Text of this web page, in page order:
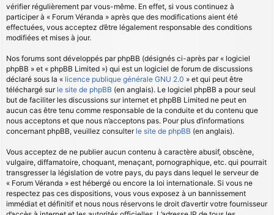
vérifier régulièrement par vous-même. En effet, si vous continuez à
participer à « Forum Véranda » après que des modifications aient été
effectuées, vous acceptez d’être légalement responsable des conditions
modifiées et mises à jour.
Nos forums sont développés par phpBB (désignés ci-après par « logiciel
phpBB » et « phpBB Limited ») qui est un logiciel de forum de discussions
déclaré sous la « licence publique générale GNU 2.0 » et qui peut être
téléchargé sur le site de phpBB (en anglais). Le logiciel phpBB a pour seul
but de faciliter les discussions sur internet et phpBB Limited ne peut en
aucun cas être tenu comme responsable de la conduite et du contenu que
nous acceptons et que nous n’acceptons pas. Pour plus d’informations
concernant phpBB, veuillez consulter le site de phpBB (en anglais).
Vous acceptez de ne publier aucun contenu à caractère abusif, obscène,
vulgaire, diffamatoire, choquant, menaçant, pornographique, etc. qui pourrait
transgresser la législation de votre pays, du pays dans lequel le serveur de
« Forum Véranda » est hébergé ou encore la loi internationale. Si vous ne
respectez pas ces dispositions, vous vous exposez à un bannissement
immédiat et définitif et nous nous réservons le droit d’avertir votre fournisseur